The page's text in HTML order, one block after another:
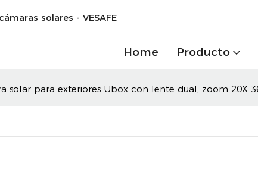
solares - VESAFE
Home Producto
solar para exteriores Ubox con lente dual, zoom 20X